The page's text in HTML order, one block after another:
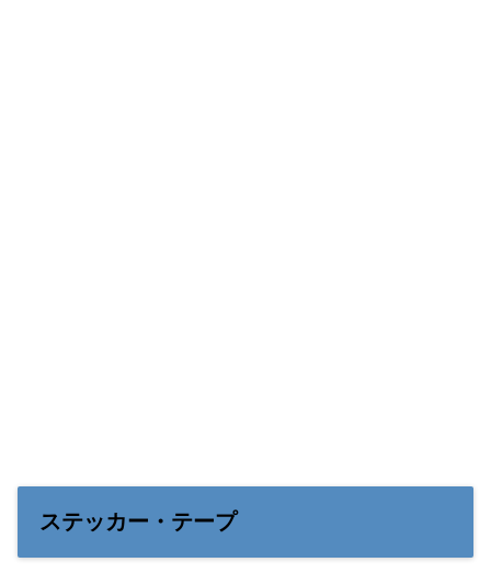
ステッカー・テープ